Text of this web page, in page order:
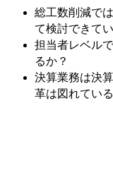
総工数削減で
て検討できて
担当者レベル
るか？
決算業務は決
革は図れてい